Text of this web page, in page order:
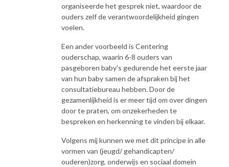
organiseerde het gesprek niet, waardoor de
ouders zelf de verantwoordelijkheid gingen
voelen.
Een ander voorbeeld is Centering
ouderschap, waarin 6-8 ouders van
pasgeboren baby's gedurende het eerste jaar
van hun baby samen de afspraken bij het
consultatiebureau hebben. Door de
gezamenlijkheid is er meer tijd om over dingen
door te praten, om onzekerheden te
bespreken en herkenning te vinden bij elkaar.
Volgens mij kunnen we met dit principe in alle
vormen van (jeugd/ gehandicapten/
ouderen)zorg, onderwijs en sociaal domein